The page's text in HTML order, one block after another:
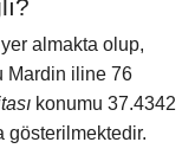
almakta olup,
Mardin iline 76
konumu 37.4342
gösterilmektedir.